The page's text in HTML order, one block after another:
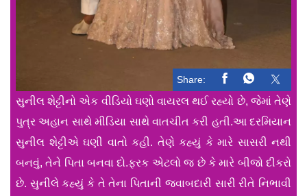
Share:
સુનીલ શેટ્ટીનો એક વીડિયો ઘણો વાયરલ થઈ રહ્યો છે, જેમાં તેણે
પુત્ર અહાન સાથે મીડિયા સાથે વાતચીત કરી હતી.આ દરમિયાન
સુનીલ શેટ્ટીએ ઘણી વાતો કહી. તેણે કહ્યું કે મારે સાસરી નથી
બનવું, તેને પિતા બનવા દો.ફરક એટલો જ છે કે મારે બીજો દીકરો
છે. સુનીલે કહ્યું કે તે તેના પિતાની જવાબદારી સારી રીતે નિભાવી